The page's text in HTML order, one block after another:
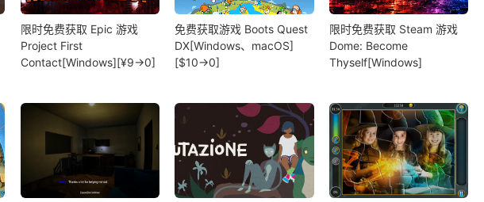
限时免费获取 Epic 游戏
Project First
Contact[Windows][¥9→0]
免费获取游戏 Boots Quest
DX[Windows、macOS]
[$10→0]
限时免费获取 Steam 游戏
Dome: Become
Thyself[Windows]